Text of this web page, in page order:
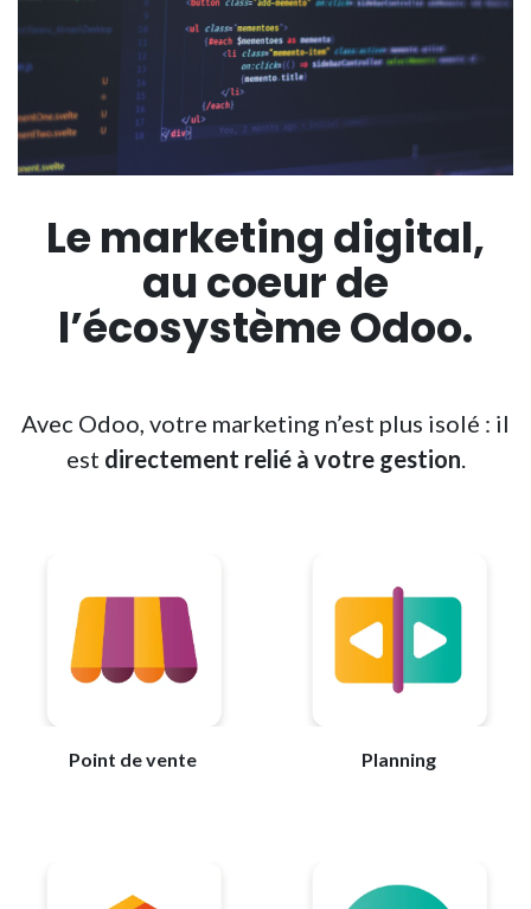
Le marketing digital,
au coeur de
l’écosystèmeOdoo.
Avec Odoo, votre marketing n’est plus isolé : il
est directement relié à votre gestion.
Point de vente Planning